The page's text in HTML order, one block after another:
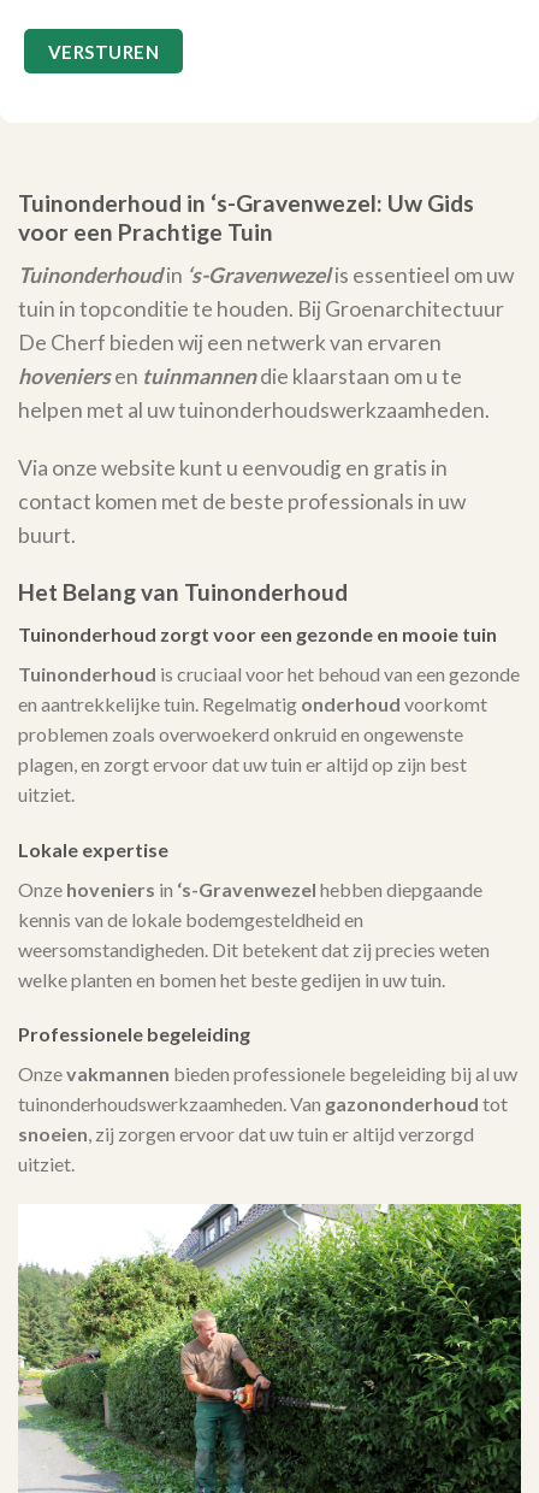
Tuinonderhoud in ‘s-Gravenwezel: Uw Gids
voor een Prachtige Tuin
Tuinonderhoudin ‘s-Gravenwezelis essentieel om uw
tuin in topconditie te houden. Bij Groenarchitectuur
De Cherf bieden wij een netwerk van ervaren
hoveniersen tuinmannendie klaarstaan om u te
helpen met al uw tuinonderhoudswerkzaamheden.
Via onze website kunt u eenvoudig en gratis in
contact komen met de beste professionals in uw
buurt.
Het Belang van Tuinonderhoud
Tuinonderhoud zorgt voor een gezonde en mooie tuin
Tuinonderhoud is cruciaal voor het behoud van een gezonde
en aantrekkelijke tuin. Regelmatig onderhoud voorkomt
problemen zoals overwoekerd onkruid en ongewenste
plagen, en zorgt ervoor dat uw tuin er altijd op zijn best
uitziet.
Lokale expertise
Onze hoveniers in ‘s-Gravenwezel hebben diepgaande
kennis van de lokale bodemgesteldheid en
weersomstandigheden. Dit betekent dat zij precies weten
welke planten en bomen het beste gedijen in uw tuin.
Professionele begeleiding
Onzevakmannen bieden professionele begeleiding bij al uw
tuinonderhoudswerkzaamheden. Van gazononderhoud tot
snoeien, zij zorgen ervoor dat uw tuin er altijd verzorgd
uitziet.